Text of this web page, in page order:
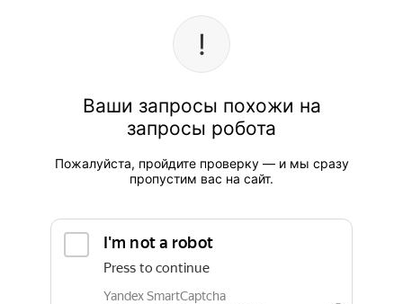
Ваши запросы похожи на
запросы робота
Пожалуйста, пройдите проверку — и мы сразу
пропустим вас на сайт.